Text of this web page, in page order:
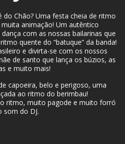
do Chão? Uma festa cheia de ritmo
animação! Um autêntico
com as nossas bailarinas que
quente do “batuque” da banda!
e divirta-se com os nossos
de santo que lança os búzios, as
e muito mais!
capoeira, belo e perigoso, uma
ao ritmo do berimbau!
ritmo, muito pagode e muito forró
som do DJ.